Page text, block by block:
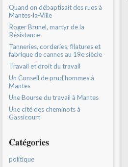
Quand on débaptisait des rues à
Mantes-la-Ville
Roger Brunel, martyr de la
Résistance
Tanneries, corderies, filatures et
fabrique de cannes au 19e siècle
Travail et droit du travail
Un Conseil de prud'hommes à
Mantes
Une Bourse du travail à Mantes
Une cité des cheminots à
Gassicourt
Catégories
politique